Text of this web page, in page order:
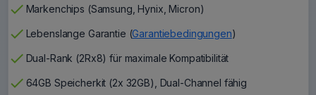
check Markenchips (Samsung, Hynix, Micron)
check Lebenslange Garantie (Garantiebedingungen)
check Dual-Rank (2Rx8) für maximale Kompatibilität
check 64GB Speicherkit (2x 32GB), Dual-Channel fähig